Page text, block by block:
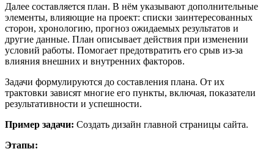
Далее составляется план. В нём указывают дополнительные
элементы, влияющие на проект: списки заинтересованных
сторон, хронологию, прогноз ожидаемых результатов и
другие данные. План описывает действия при изменении
условий работы. Помогает предотвратить его срыв из-за
влияния внешних и внутренних факторов.
Задачи формулируются до составления плана. От их
трактовки зависят многие его пункты, включая, показатели
результативности и успешности.
Пример задачи: Создать дизайн главной страницы сайта.
Этапы: